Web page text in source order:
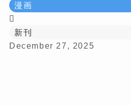
漫画
新刊
December 27, 2025